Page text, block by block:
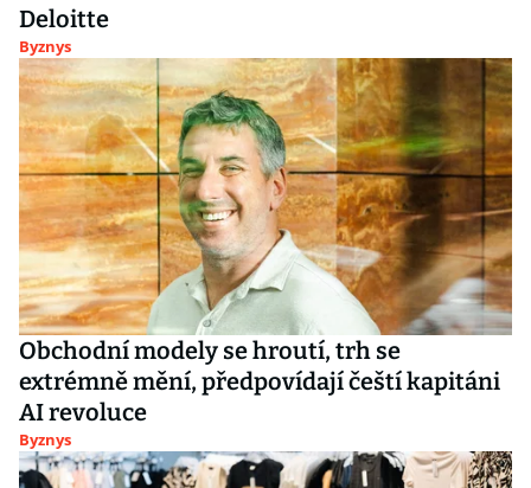
Deloitte
Byznys
Obchodní modely se hroutí, trh se
extrémně mění, předpovídají čeští kapitáni
AI revoluce
Byznys